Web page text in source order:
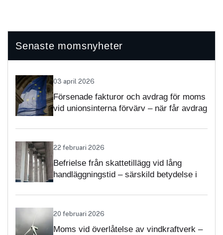
Senaste momsnyheter
03 april 2026
Försenade fakturor och avdrag för moms
vid unionsinterna förvärv – när får avdrag
22 februari 2026
Befrielse från skattetillägg vid lång
handläggningstid – särskild betydelse i
20 februari 2026
Moms vid överlåtelse av vindkraftverk –